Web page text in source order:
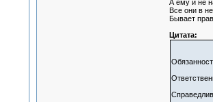
А ему и не
Все они в
Бывает
Цитата: